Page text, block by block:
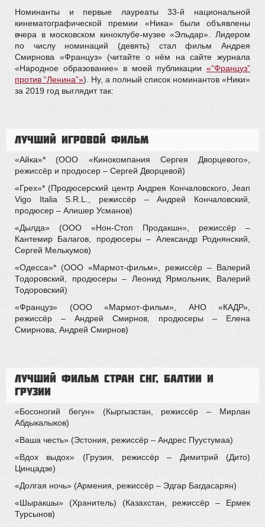
Номинанты и первые лауреаты 33-й национальной
кинематографической премии «Ника» были объявлены
вчера в московском киноклубе-музее «Эльдар». Лидером
по числу номинаций (девять) стал фильм Андрея
Смирнова «Француз» (читайте о нём на сайте журнала
«Народное образование» в моей публикации «”Француз”
против “Ленина”»). Ну, а полный список номинантов «Ники»
за 2019 год выглядит так:
Лучший игровой фильм
«Айка»* (ООО «Кинокомпания Сергея Дворцевого»,
режиссёр и продюсер – Сергей Дворцевой)
«Грех»* (Продюсерский центр Андрея Кончаловского, Jean
Vigo Italia S.R.L., режиссёр – Андрей Кончаловский,
продюсер – Алишер Усманов)
«Дылда» (ООО «Нон-Стоп Продакшн», режиссёр –
Кантемир Балагов, продюсеры – Александр Роднянский,
Сергей Мелькумов)
«Одесса»* (ООО «Мармот-фильм», режиссёр – Валерий
Тодоровский, продюсеры – Леонид Ярмольник, Валерий
Тодоровский)
«Француз» (ООО «Мармот-фильм», АНО «КАДР»,
режиссёр – Андрей Смирнов, продюсеры – Елена
Смирнова, Андрей Смирнов)
Лучший фильм стран СНГ, Балтии и
Грузии
«Босоногий бегун» (Кыргызстан, режиссёр – Мирлан
Абдыкалыков)
«Ваша честь» (Эстония, режиссёр – Андрес Пуустумаа)
«Вдох выдох» (Грузия, режиссёр – Димитрий (Дито)
Цинцадзе)
«Долгая ночь» (Армения, режиссёр – Эдгар Багдасарян)
«Шыракшы» (Хранитель) (Казахстан, режиссёр – Ермек
Турсынов)